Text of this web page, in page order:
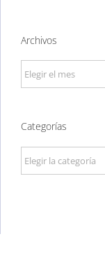
Archivos
Archivos
Categorías
Categorías